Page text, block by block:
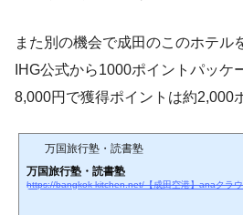
また別の機会で成田のこのホテル
IHG公式から1000ポイントパッケ
8,000円で獲得ポイントは約2,000
万国旅行塾・読書塾
万国旅行塾・読書塾
https://bangkok-kitchen.net/【成田空港】anaクラ